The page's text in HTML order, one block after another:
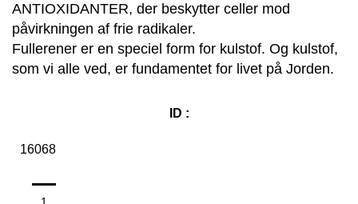
ANTIOXIDANTER, der beskytter celler mod
påvirkningen af frie radikaler.
Fullerener er en speciel form for kulstof. Og kulstof,
som vi alle ved, er fundamentet for livet på Jorden.
ID :
16068